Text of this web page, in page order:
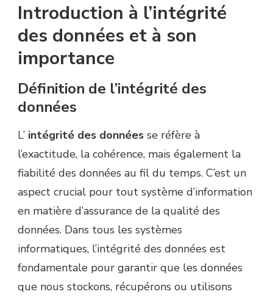
Introduction à l’intégrité
des données et à son
importance
Définition de l’intégrité des
données
L’ intégrité des données se réfère à
l’exactitude, la cohérence, mais également la
fiabilité des données au fil du temps. C’est un
aspect crucial pour tout système d’information
en matière d’assurance de la qualité des
données. Dans tous les systèmes
informatiques, l’intégrité des données est
fondamentale pour garantir que les données
que nous stockons, récupérons ou utilisons